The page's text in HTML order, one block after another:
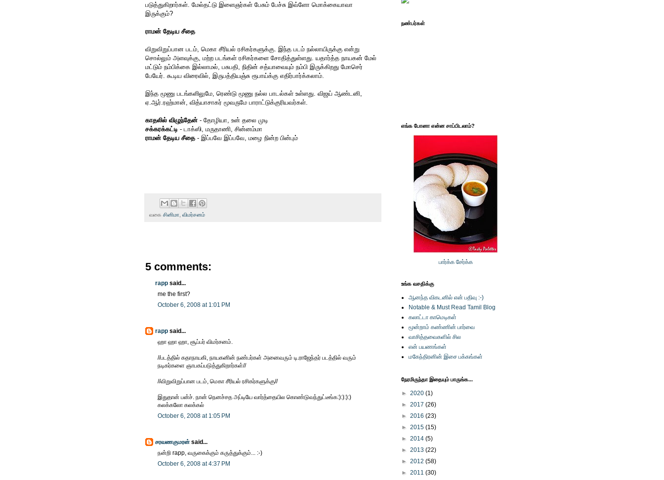
படுத்துகிறார்கள். மேல்தட்டு இளைஞர்கள் பேசும் பேச்சு இவ்ளோ மொக்கையாவா
இருக்கும்?
ராமன் தேடிய சீதை
விறுவிறுப்பான படம், மெகா சீரியல் ரசிகர்களுக்கு. இந்த படம் நல்லாயிருக்கு என்று
சொல்லும் அளவுக்கு, மற்ற படங்கள் ரசிகர்களை சோதித்துள்ளது. யதார்த்த நாயகன் மேல்
மட்டும் நம்பிக்கை இல்லாமல், பசுபதி, நிதின் சத்யாவையும் நம்பி இருக்கிறது மோசெர்
பேயேர். கூடிய விரைவில், இருபத்தியஞ்சு ரூபாய்க்கு எதிர்பார்க்கலாம்.
இந்த மூணு படங்களிலுமே, ரெண்டு மூணு நல்ல பாடல்கள் உள்ளது. விஜய் ஆண்டனி,
ஏ.ஆர்.ரஹ்மான், வித்யாசாகர் மூவருமே பாராட்டுக்குரியவர்கள்.
காதலில் விழுந்தேன் - தோழியா, உன் தலை முடி
சக்கரக்கட்டி - டாக்ஸி, மருதாணி, சின்னம்மா
ராமன் தேடிய சீதை - இப்பவே இப்பவே, மழை நின்ற பின்பும்
வகை சினிமா விமர்சனம்
5 comments:
rapp said...
me the first?
October 6, 2008 at 1:01 PM
rapp said...
ஹா ஹா ஹா, சூப்பர் விமர்சனம்.
//படத்தில் கதாநாயகி, நாயகனின் நண்பர்கள் அனைவரும் டி.ராஜேந்தர் படத்தில் வரும்
நடிகர்களை ஞாபகப்படுத்துகிறார்கள்//
//விறுவிறுப்பான படம், மெகா சீரியல் ரசிகர்களுக்கு//
இதுதான் பன்ச். நான் நெனச்சத அப்டியே வார்த்தையில கொண்டுவந்துட்டீங்க:):):):)
கலக்கலோ கலக்கல்
October 6, 2008 at 1:05 PM
சரவணகுமரன் said...
நன்றி rapp, வருகைக்கும் கருத்துக்கும்... :-)
October 6, 2008 at 4:37 PM
நண்பர்கள்
எங்க போனா என்ன சாப்பிடலாம்?
பார்க்க சேர்க்க
உங்க வசதிக்கு
ஆனந்த விகடனில் என் பதிவு :-)
Notable & Must Read Tamil Blog
கலாட்டா காமெடிகள்
மூன்றாம் கண்ணின் பார்வை
வாசித்தவைகளில் சில
என் பயணங்கள்
மகேந்திரனின் இசை பக்கங்கள்
நேரமிருந்தா இதையும் பாருங்க...
► 2020 (1)
► 2017 (26)
► 2016 (23)
► 2015 (15)
► 2014 (5)
► 2013 (22)
► 2012 (58)
► 2011 (30)